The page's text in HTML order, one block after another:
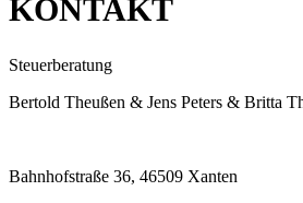
KONTAKT
Steuerberatung
Bertold Theußen & Jens Peters & Britta
Bahnhofstraße 36, 46509 Xanten